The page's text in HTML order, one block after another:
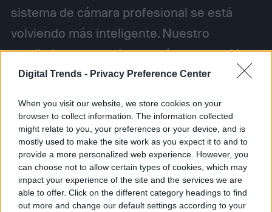
Digital Trends - Privacy Preference Center
When you visit our website, we store cookies on your
browser to collect information. The information collected
might relate to you, your preferences or your device, and is
mostly used to make the site work as you expect it to and to
provide a more personalized web experience. However, you
can choose not to allow certain types of cookies, which may
impact your experience of the site and the services we are
able to offer. Click on the different category headings to find
out more and change our default settings according to your
sistema de cámara profesional se está
volviendo más inteligente. Nuestro
rendimiento es cada vez más potente. Y
nuestra conectividad es cada vez más
Diego Bastarrica
Senior Editor